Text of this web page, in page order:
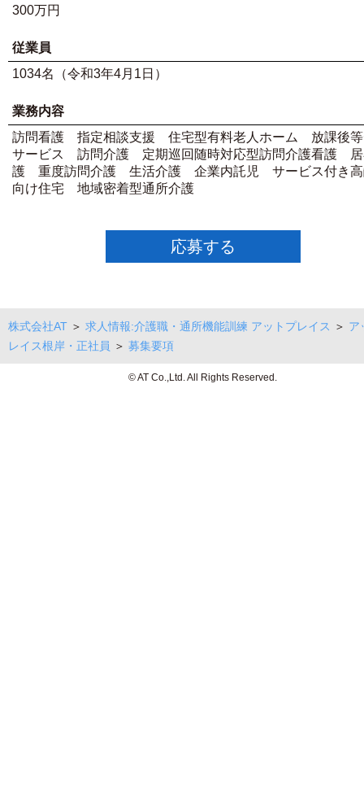
300万円
従業員
1034名（令和3年4月1日）
業務内容
訪問看護 指定相談支援 住宅型有料老人ホーム 放課後等
サービス 訪問介護 定期巡回随時対応型訪問介護看護 居
護 重度訪問介護 生活介護 企業内託児 サービス付き高
向け住宅 地域密着型通所介護
応募する
株式会社AT ＞ 求人情報:介護職・通所機能訓練 アットプレイス ＞ ア
レイス根岸・正社員 ＞ 募集要項
© AT Co.,Ltd. All Rights Reserved.